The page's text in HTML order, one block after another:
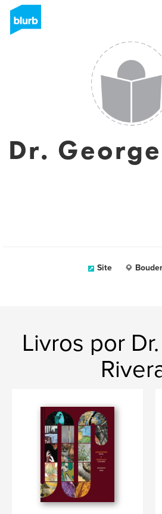
Dr.
Site
Livros por